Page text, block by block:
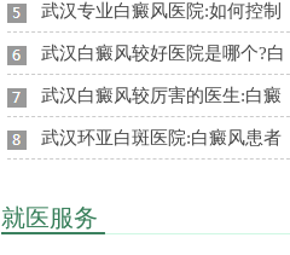
武汉专业白癜风医院:如何控制
武汉白癜风较好医院是哪个?白
武汉白癜风较厉害的医生:白癜
武汉环亚白斑医院:白癜风患者
就医服务